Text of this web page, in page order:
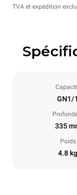
TVA et expédition
GN1/1
335
Poids
4.8 kg